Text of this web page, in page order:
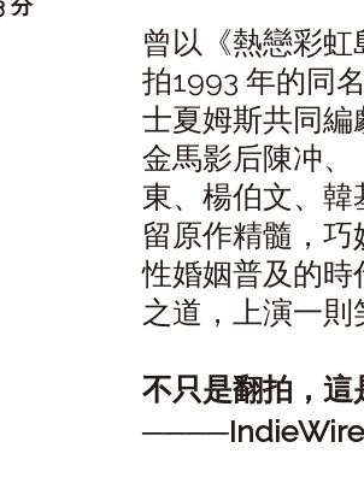
曾以《熱戀彩
拍1993 年的同
士夏姆斯共同
金馬影后陳冲
東、楊伯文、
留原作精髓，
性婚姻普及的
之道，上演一
不只是翻拍，